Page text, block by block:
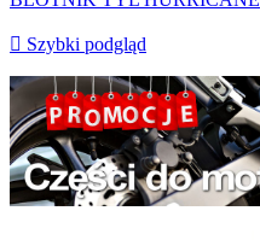
 Szybki podgląd